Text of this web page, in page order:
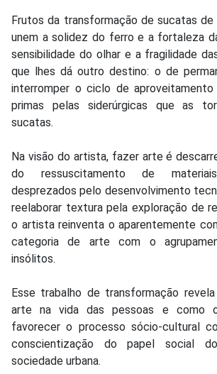
Frutos da transformação de sucatas
unem a solidez do ferro e a fortaleza
sensibilidade do olhar e a fragilidade
que lhes dá outro destino: o de
interromper o ciclo de
primas pelas siderúrgicas que as
sucatas.
Na visão do artista, fazer arte é
do ressuscitamento de
desprezados pelo desenvolvimento
reelaborar textura pela exploração de
o artista reinventa o aparentemente
categoria de arte com o
insólitos.
Esse trabalho de transformação
arte na vida das pessoas e como
favorecer o processo sócio-cultural
conscientização do papel social
sociedade urbana.